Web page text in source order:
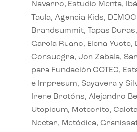
Navarro, Estudio Menta,
Taula, Agencia Kids,
Brandsummit, Tapas
García Ruano, Elena Yuste,
Consuegra, Jon Zabala,
para Fundación COTEC,
e Impresum, Sayavera y
Irene Brotóns, Alejandro
Utopicum, Meteorito,
Nectar, Metódica,